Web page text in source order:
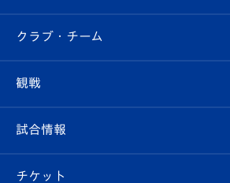
すべて
クラブ
試合情報
クラブ・チーム
クラブ概要
観戦
観戦ルール
試合情報
試合日程/結果
チケット